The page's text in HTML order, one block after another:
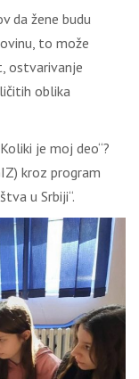
da žene budu
to može
ostvarivanje
oblika
je moj deo“?
kroz program
u Srbiji“.